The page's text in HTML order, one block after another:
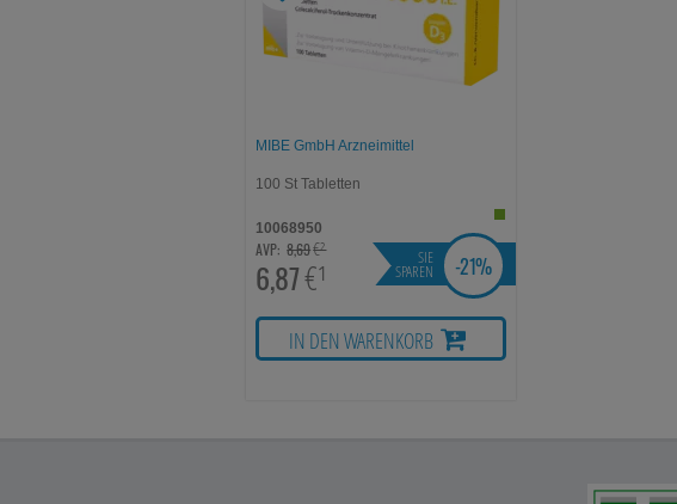
Statistik & Tracking:
Website sammeln, mit deren Hilfe
unserer Website aber auch die
beachten Sie, dass Daten hierfür
MIBE GmbH Arzneimittel
100 St Tabletten
10068950
AVP: 8,69€²
6,87€¹ SIE
SPAREN -21%
IN DEN WARENKORB